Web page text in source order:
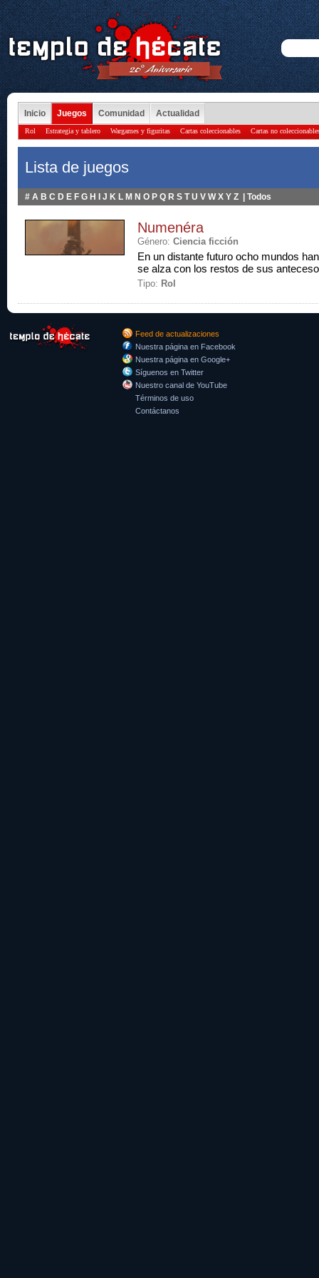
Inicio Juegos Comunidad Actualidad
Rol Estrategia y tablero Wargames y figuritas Cartas coleccionables Cartas no
Lista de juegos
# A B C D E F G H J K L M N O P Q R S T U V W X Y Z Todos
Numenéra
Género: Ciencia ficción
En un distante futuro ocho mundos
se alza con los restos de sus
Tipo: Rol
Feed de actualizaciones
Nuestra página en Facebook
Nuestra página en Google+
Síguenos en Twitter
Nuestro canal de YouTube
Términos de uso
Contáctanos